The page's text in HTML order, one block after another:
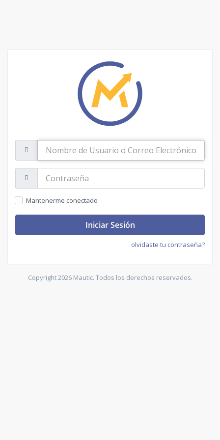
Usuario
o
Correo
Electrónico
Mantenerme conectado
Iniciar Sesión
olvidaste tu contraseña?
Copyright 2026 Mautic. Todos los derechos reservados.